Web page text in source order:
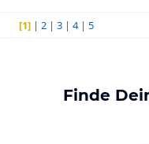
[1] |2 |3 |4| 5
Finde